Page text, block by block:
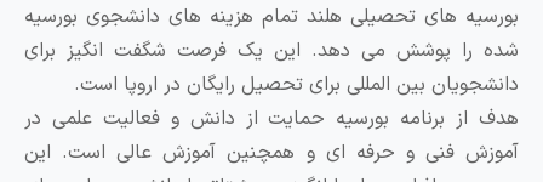
های تحصیلی هلند تمام هزینه های دانشجوی بورسیه
را پوشش می دهد. این یک فرصت شگفت انگیز برای
بین المللی برای تحصیل رایگان در اروپا است.
از برنامه بورسیه حمایت از دانش و فعالیت علمی در
فنی و حرفه ای و همچنین آموزش عالی است. این